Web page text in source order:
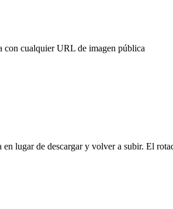
con cualquier URL de imagen pública
lugar de descargar y volver a subir. El